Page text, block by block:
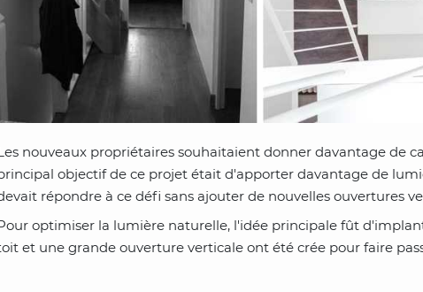
nouveaux propriétaires souhaitaient donner davantage de
objectif de ce projet était d'apporter davantage de
répondre à ce défi sans ajouter de nouvelles ouvertures
optimiser la lumière naturelle, l'idée principale fût
et une grande ouverture verticale ont été crée pour faire